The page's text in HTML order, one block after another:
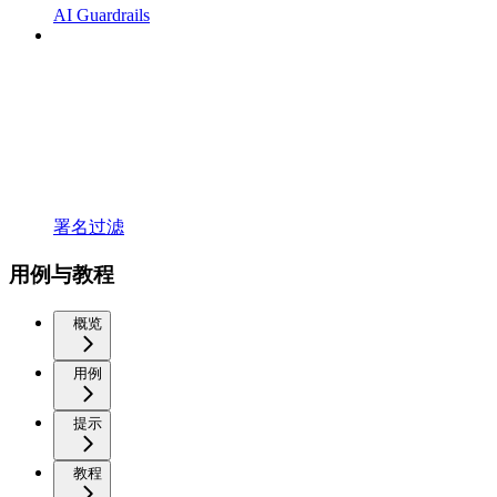
AI Guardrails
署名过滤
用例与教程
概览
用例
提示
教程